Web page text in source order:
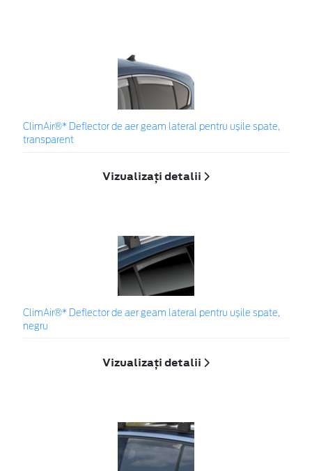
ClimAir®* Deflector de aer geam lateral pentru ușile spate,
transparent
Vizualizați detalii
ClimAir®* Deflector de aer geam lateral pentru ușile spate,
negru
Vizualizați detalii